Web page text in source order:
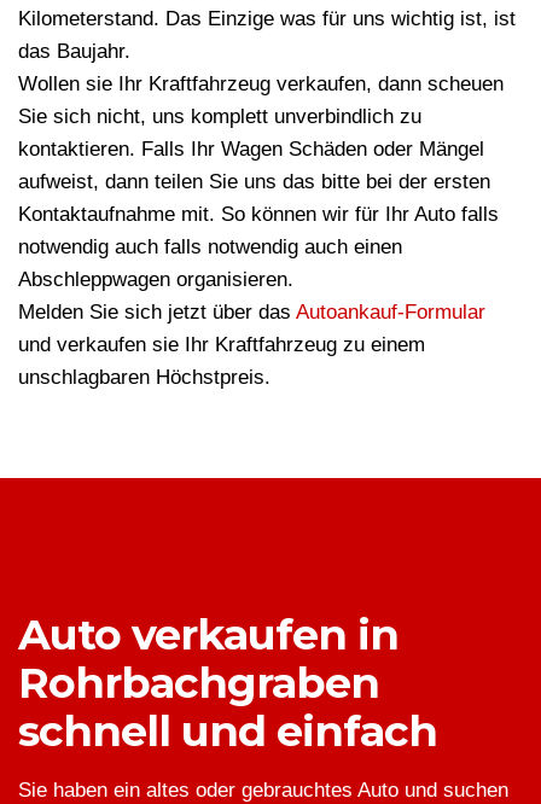
Kilometerstand. Das Einzige was für uns wichtig ist, ist
das Baujahr.
Wollen sie Ihr Kraftfahrzeug verkaufen, dann scheuen
Sie sich nicht, uns komplett unverbindlich zu
kontaktieren. Falls Ihr Wagen Schäden oder Mängel
aufweist, dann teilen Sie uns das bitte bei der ersten
Kontaktaufnahme mit. So können wir für Ihr Auto falls
notwendig auch falls notwendig auch einen
Abschleppwagen organisieren.
Melden Sie sich jetzt über das Autoankauf-Formular
und verkaufen sie Ihr Kraftfahrzeug zu einem
unschlagbaren Höchstpreis.
Auto verkaufen in
Rohrbachgraben
schnell und einfach
Sie haben ein altes oder gebrauchtes Auto und suchen